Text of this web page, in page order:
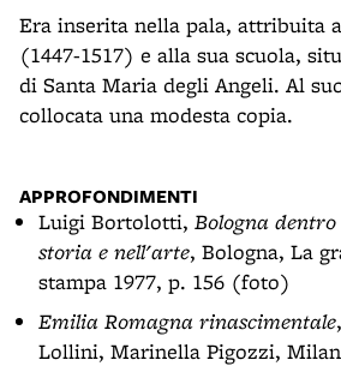
Era inserita nella pala, attribuita
(1447-1517) e alla sua scuola,
di Santa Maria degli Angeli. Al
collocata una modesta copia.
APPROFONDIMENTI
Luigi Bortolotti, Bologna
storia e nell'arte, Bologna, La
stampa 1977, p. 156 (foto)
Emilia Romagna rinascimentale
Lollini, Marinella Pigozzi,